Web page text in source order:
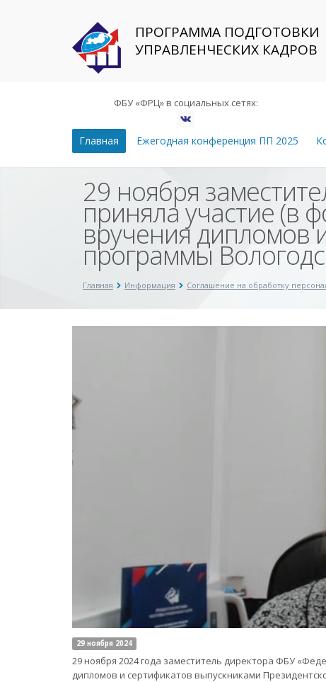
ПРОГРАММА ПОДГОТОВКИ
УПРАВЛЕНЧЕСКИХ КАДРОВ
ФБУ «ФРЦ» в социальных сетях:
Главная Ежегодная конференция ПП 2025
29 ноября
приняла участие (в
вручения дипломов
программы
Главная Информация Соглашение на обработку
29 ноября 2024
29 ноября 2024 года заместитель директора ФБУ
дипломов и сертификатов выпускниками